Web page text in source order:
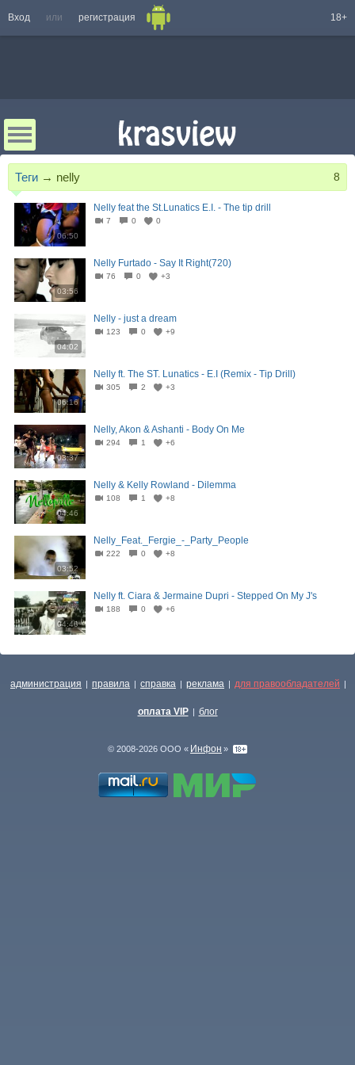
Вход или регистрация 18+
Теги → nelly 8
06:50
Nelly feat the St.Lunatics E.I. - The tip drill
7 0 0
03:56
Nelly Furtado - Say It Right(720)
76 0 +3
04:02
Nelly - just a dream
123 0 +9
06:16
Nelly ft. The ST. Lunatics - E.I (Remix - Tip Drill)
305 2 +3
03:37
Nelly, Akon & Ashanti - Body On Me
294 1 +6
04:46
Nelly & Kelly Rowland - Dilemma
108 1 +8
03:52
Nelly_Feat._Fergie_-_Party_People
222 0 +8
04:40
Nelly ft. Ciara & Jermaine Dupri - Stepped On My J's
188 0 +6
администрация | правила | справка | реклама | для правообладателей |
оплата VIP | блог
© 2008-2026 ООО « Инфон »